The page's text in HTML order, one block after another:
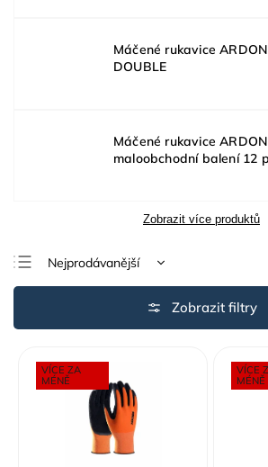
Máčené rukavice
DOUBLE
Máčené rukavice
maloobchodní balení 12
Zobrazit více produktů
Nejprodávanější
Nejlevnější
VÍCE ZA
MÉNĚ
VÍCE
MÉNĚ